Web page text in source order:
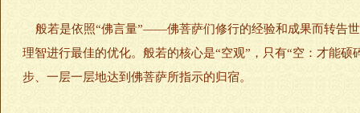
般若是依照“佛言量”——佛菩萨们修行的经验和成果而转告
理智进行最佳的优化。般若的核心是“空观”，只有“空：才能
步、一层一层地达到佛菩萨所指示的归宿。